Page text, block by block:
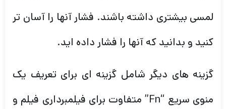
لمسی بیشتری داشته باشند. فشار آنها را آسان تر
کنید و بدانید که آنها را فشار داده اید.
گزینه های دیگر شامل گزینه ای برای تعریف یک
منوی سریع “Fn” متفاوت برای فیلمبرداری فیلم و